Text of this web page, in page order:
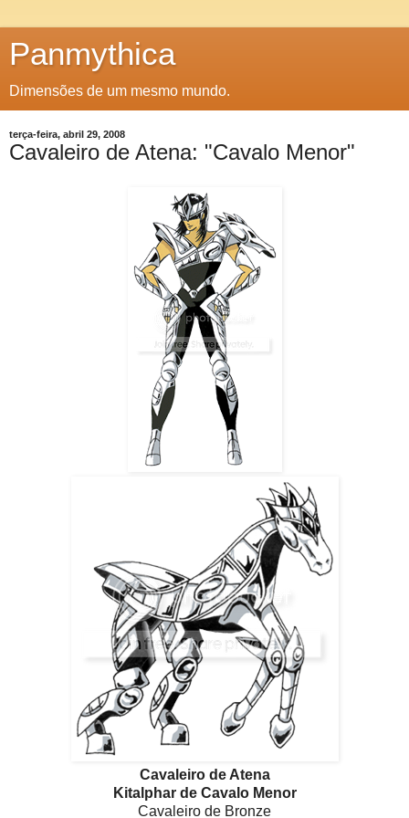
Panmythica
Dimensões de um mesmo mundo.
terça-feira, abril 29, 2008
Cavaleiro de Atena: "Cavalo Menor"
Cavaleiro de Atena
Kitalphar de Cavalo Menor
Cavaleiro de Bronze